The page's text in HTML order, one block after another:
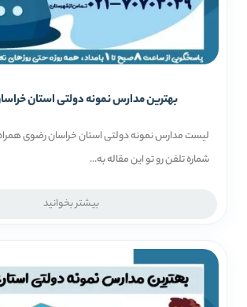
بهترین مدارس نمونه دولتی استان
لیست مدارس نمونه دولتی استان خراسان رضوی
شماره تلفن رو تو این مقاله به...
بیشتر بخوانید